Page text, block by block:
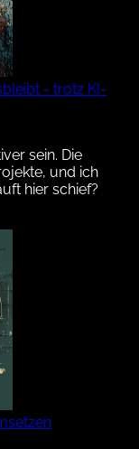
- trotz KI-
sein. Die
und ich
hier schief?